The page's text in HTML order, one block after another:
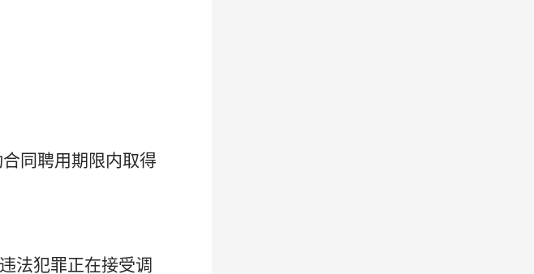
合同聘用期限内取得
法犯罪正在接受调